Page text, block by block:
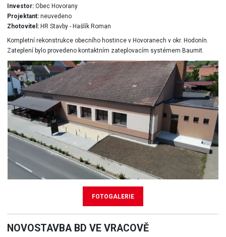
FOTOGALERIE
Investor:Obec Hovorany
Projektant:neuvedeno
Zhotovitel:HR Stavby - Hašlík Roman
Kompletní rekonstrukce obecního hostince v Hovoranech v okr. Hodonín.
Zateplení bylo provedeno kontaktním zateplovacím systémem Baumit.
NOVOSTAVBA BD VE VRACOVĚ